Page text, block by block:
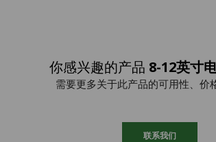
你感兴趣的产品 8-12英寸
需要更多关于此产品的可用性、价
联系我们